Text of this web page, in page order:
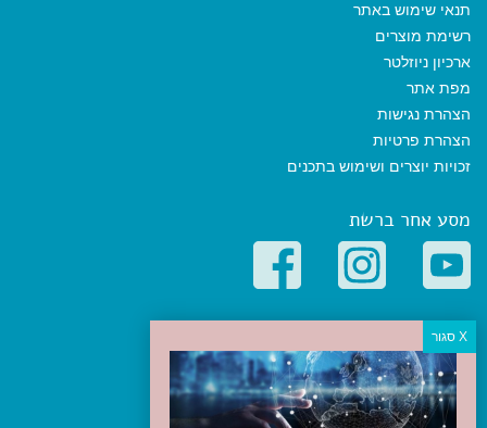
תנאי שימוש באתר
רשימת מוצרים
ארכיון ניוזלטר
מפת אתר
הצהרת נגישות
הצהרת פרטיות
זכויות יוצרים ושימוש בתכנים
מסע אחר ברשת
קטגוריות פופולריות
יעדים
טיולים בישראל
מלונות בוטיק בישראל